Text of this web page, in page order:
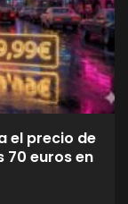
el precio de
70 euros en